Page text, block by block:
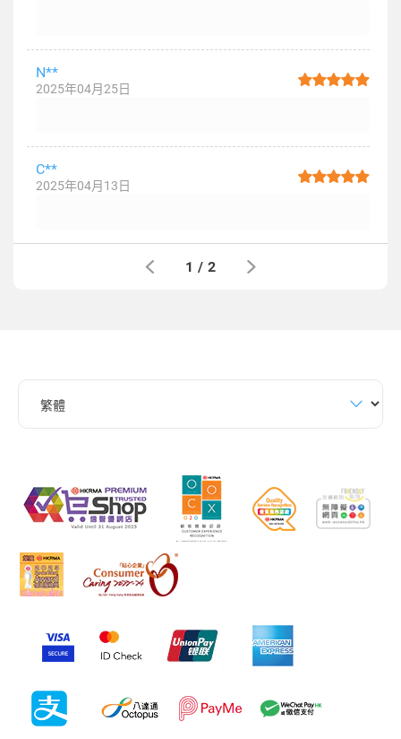
N**
2025年04月25日
C**
2025年04月13日
1 / 2